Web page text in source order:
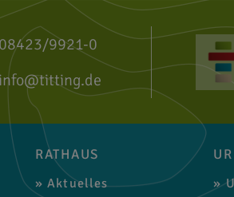
08423/9921-0
info@titting.de
RATHAUS
Aktuelles